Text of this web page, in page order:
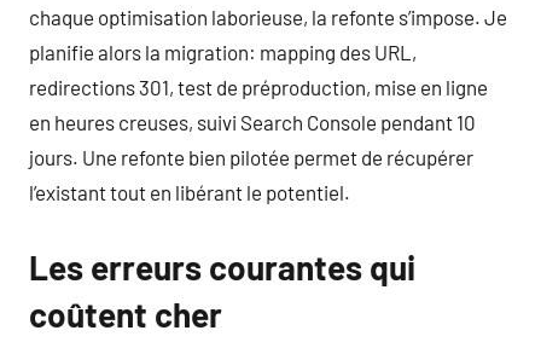
chaque optimisation laborieuse, la refonte s’impose. Je
planifie alors la migration: mapping des URL,
redirections 301, test de préproduction, mise en ligne
en heures creuses, suivi Search Console pendant 10
jours. Une refonte bien pilotée permet de récupérer
l’existant tout en libérant le potentiel.
Les erreurs courantes qui
coûtent cher